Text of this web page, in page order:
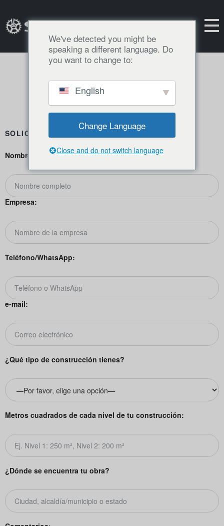
CONTACTO
SOLICITA UNA COTIZACIÓN
Nombre:
Empresa:
Teléfono/WhatsApp:
e-mail:
¿Qué tipo de construcción tienes?
Metros cuadrados de cada nivel de tu construcción:
¿Dónde se encuentra tu obra?
We've detected you might be
speaking a different language. Do
you want to change to:
English
Change Language
Close and do not switch language